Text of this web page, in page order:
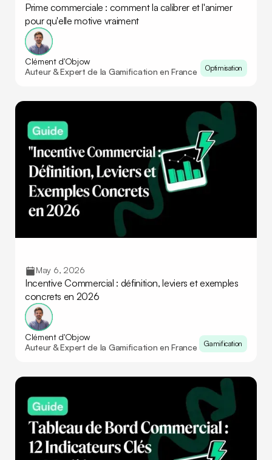
Prime commerciale : comment la calibrer et l'animer
pour qu'elle motive vraiment
Clément d'Objow
Auteur & Expert de la Gamification en France
Optimisation
Incentive Commercial : définition, leviers et exemples
concrets en 2026
May 6, 2026
Clément d'Objow
Auteur & Expert de la Gamification en France
Gamification